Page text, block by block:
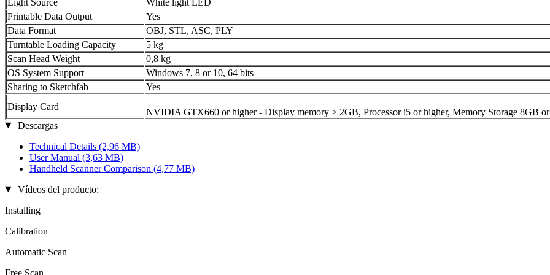
Printable Data Output
Yes
Data Format
OBJ, STL, ASC, PLY
Turntable Loading Capacity
5 kg
Scan Head Weight
0,8 kg
OS System Support
Windows 7, 8 or 10, 64 bits
Sharing to Sketchfab
Yes
Display Card
NVIDIA GTX660 or higher - Display memory > 2GB, Processor i5 or higher, Memory Storage 8GB
Descargas
Technical Details (2,96 MB)
User Manual (3,63 MB)
Handheld Scanner Comparison (4,77 MB)
Vídeos del producto:
Installing
Calibration
Automatic Scan
Free Scan